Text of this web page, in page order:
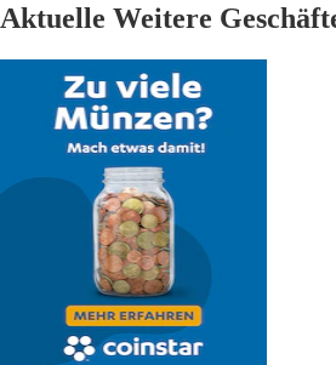
Aktuelle Weitere